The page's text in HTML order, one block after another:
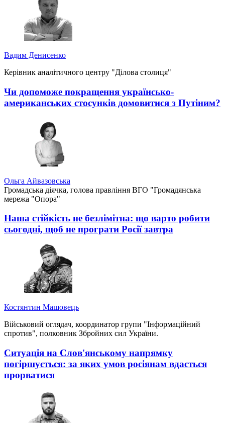
Вадим Денисенко
Керівник аналітичного центру "Ділова столиця"
Чи допоможе покращення українсько-
американських стосунків домовитися з Путіним?
Ольга Айвазовська
Громадська діячка, голова правління ВГО "Громадянська
мережа "Опора"
Наша стійкість не безлімітна: що варто робити
сьогодні, щоб не програти Росії завтра
Костянтин Машовець
Військовий оглядач, координатор групи "Інформаційний
спротив", полковник Збройних сил України.
Ситуація на Слов'янському напрямку
погіршується: за яких умов росіянам вдасться
прорватися